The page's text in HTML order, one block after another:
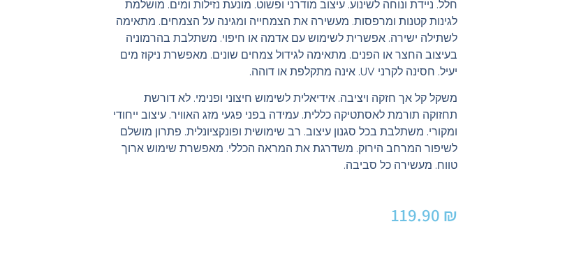
חלל. ניידת ונוחה לשינוע. עיצוב מודרני ופשוט. מונעת נזילות ומים. מושלמת
לגינות קטנות ומרפסות. מעשירה את הצמחייה ומגינה על הצמחים. מתאימה
לשתילה ישירה. אפשרית לשימוש עם אדמה או חיפוי. משתלבת בהרמוניה
בעיצוב החצר או הפנים. מתאימה לגידול צמחים שונים. מאפשרת ניקוז מים
יעיל. חסינה לקרני UV. אינה מתקלפת או דוהה.
משקל קל אך חזקה ויציבה. אידיאלית לשימוש חיצוני ופנימי. לא דורשת
תחזוקה תורמת לאסתטיקה כללית. עמידה בפני פגעי מזג האוויר. עיצוב ייחודי
ומקורי. משתלבת בכל סגנון עיצוב. רב שימושית ופונקציונלית. פתרון מושלם
לשיפור המרחב הירוק. משדרגת את המראה הכללי. מאפשרת שימוש ארוך
טווח. מעשירה כל סביבה.
119.90 ₪